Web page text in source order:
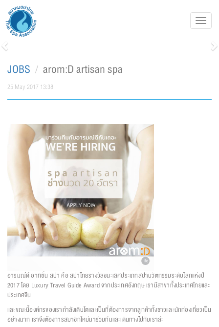
Previous
JOBS arom:D artisan spa
25 May 2017 13:38
อารมณ์ดี อาทิซั่น สปา คือ สปาไทยรางวัลชนะเลิศประเภทสปานวัตกรรมระดับโลกแห่งปี
2017 โดย Luxury Travel Guide Award จากประเทศอังกฤษ เรามีสาขาทั้งประเทศไทยและ
ประเทศจีน
และขณะนี้องค์กรของเรากำลังเติบโตและเป็นที่ต้องการจากลูกค้าทั้งชาวและนักท่องเที่ยวเป็น
อย่างมาก เราจึงต้องการสมาชิกใหม่มาร่วมทีมและเดินทางไปกับเราล่ะ